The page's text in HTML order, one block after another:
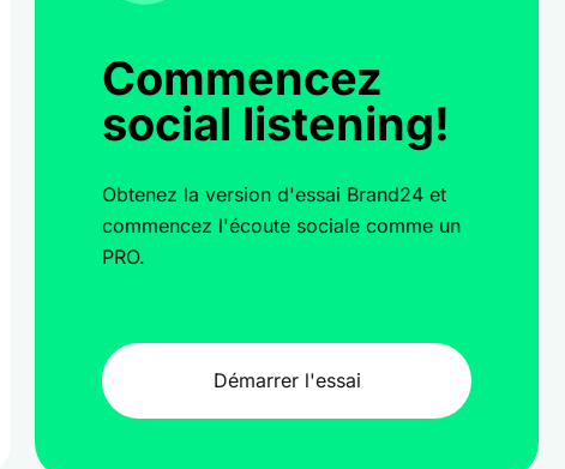
Commencez
social listening!
Obtenez la version d'essai Brand24 et
commencez l'écoute sociale comme un
PRO.
Démarrer l'essai